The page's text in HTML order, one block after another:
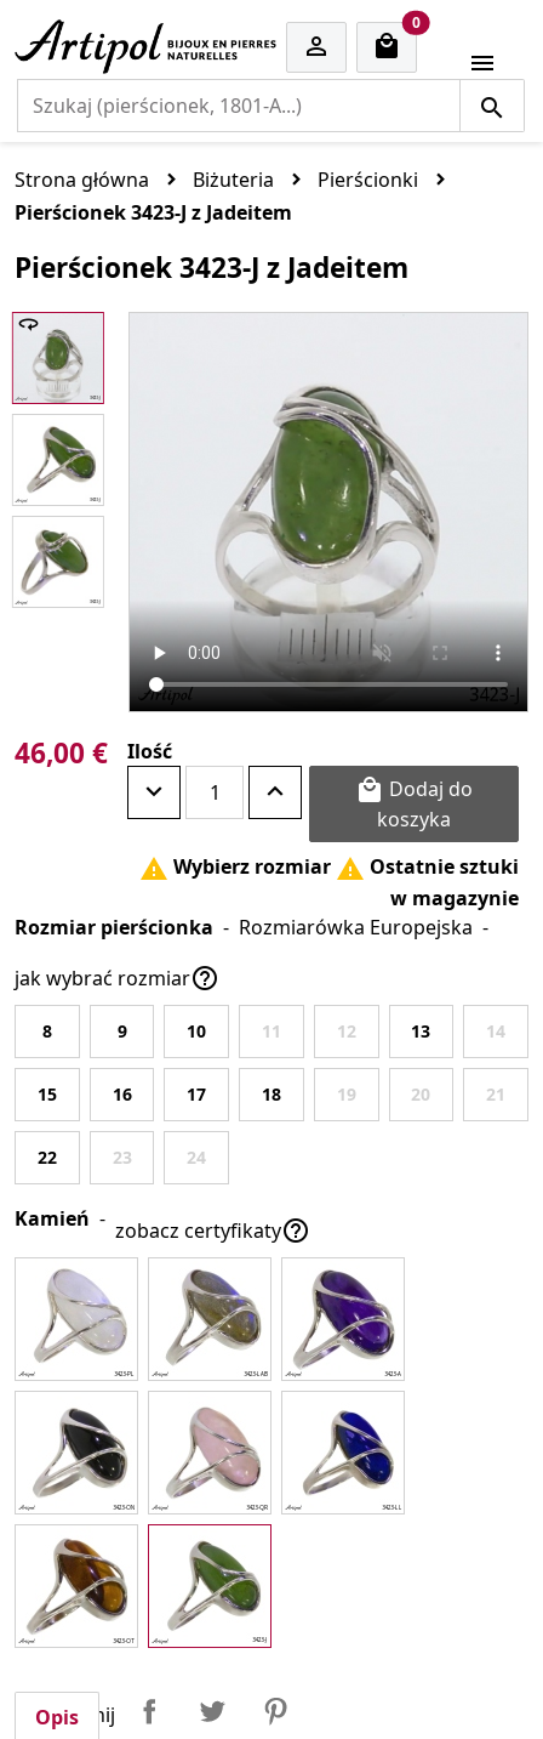

0cart items

Strona główna Biżuteria
Pierścionki
Pierścionek 3423-J z Jadeitem
Pierścionek 3423-J z Jadeitem
46,00 € Ilość

koszyka
 Wybierz rozmiar  Ostatnie sztuki
w magazynie
Rozmiar pierścionka - Rozmiarówka Europejska -
jak wybrać rozmiar
8 9 10 11 12 13 14
15 16 17 18 19 20 21
22 23 24
Kamień - zobacz certyfikaty
Udostępnij UdostępnijTweetuj
Opis